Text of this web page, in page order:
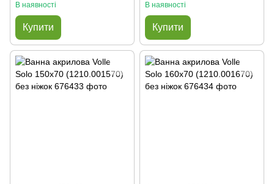
В наявності
Купити
В наявності
Купити